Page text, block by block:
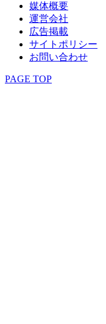
媒体概要
運営会社
広告掲載
サイトポリシー
お問い合わせ
PAGE TOP